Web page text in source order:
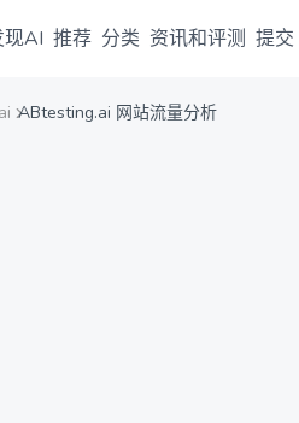
现AI 推荐 分类 资讯和评测 提交
ABtesting.ai 网站流量分析